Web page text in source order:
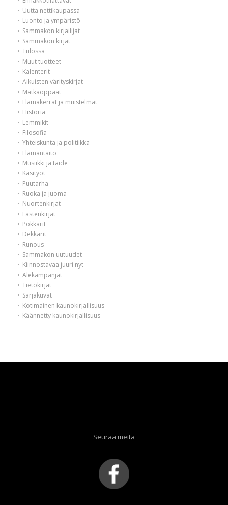
Uutta nettikaupassa
Luonto ja ympäristö
Sammakon kirjailijat
Sammakon kirjat
Tulossa
Muut tuotteet
Kalenterit
Aikuisten värityskirjat
Matkaoppaat
Elämäkerrat ja muistelmat
Historia
Lemmikit
Filosofia
Yhteiskunta ja politiikka
Elämäntaito
Musiikki ja taide
Käsityöt
Puutarha
Ruoka ja juoma
Nuortenkirjat
Lastenkirjat
Pokkarit
Dekkarit
Runous
Sammakon uutuudet
Kiinnostavaa juuri nyt
Alekampanjat
Tietokirjat
Sarjakuvat
Kotimainen kaunokirjallisuus
Käännetty kaunokirjallisuus
Seuraa meitä